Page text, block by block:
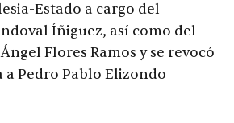
Estado a cargo del
Íñiguez, así como del
Flores Ramos y se revocó
Pedro Pablo Elizondo